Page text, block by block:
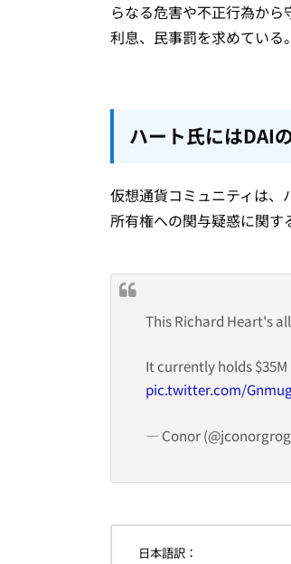
らなる危害や不正行為か
利息、民事罰を求めている。
ハート氏にはDAI
仮想通貨コミュニティは、
所有権への関与疑惑に関す
This Richard Heart's
It currently holds
pic.twitter.com/
— Conor
日本語訳：